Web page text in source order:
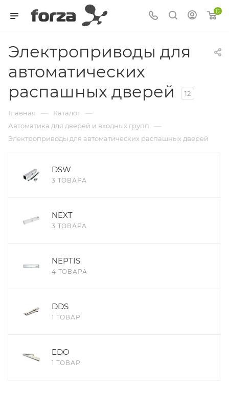
0
Электроприводы для
автоматических
распашных дверей
12
Главная — Каталог —
Автоматика для дверей и входных групп —
Электроприводы для автоматических распашных дверей
DSW
3 ТОВАРА
NEXT
3 ТОВАРА
NEPTIS
4 ТОВАРА
DDS
1 ТОВАР
EDO
1 ТОВАР